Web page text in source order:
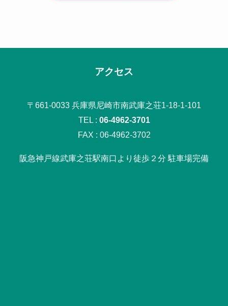
アクセス
〒661-0033 兵庫県尼崎市南武庫之荘1-18-1-101
TEL : 06-4962-3701
FAX : 06-4962-3702
阪急神戸線武庫之荘駅南口より徒歩２分 駐車場完備